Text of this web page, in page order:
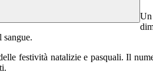
Un
sangue.
festività natalizie e pasquali. Il